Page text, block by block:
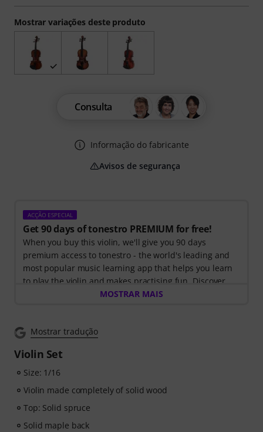
ACÇÃO ESPECIAL
Get 90 days of tonestro PREMIUM for free!
When you buy this violin, we'll give you 90 days
premium access to tonestro - the world's leading and
most popular music learning app that helps you learn
to play the violin and makes practising fun. Discover
the world of music with60 interactive step-by-step
The interactive live feedback from tonestro listens to
immediately gives you feedback on pitch and rhythm.
Take the opportunity now to develop your violin skills
flexibly, effectively and enjoyably - anytime, anywhere.
No automatic renewal!
MOSTRAR MAIS
Mostrar tradução
Violin Set
Size: 1/16
Violin made completely of solid wood
Top: Solid spruce
Solid maple back
Mostrar variações deste produto
Consulta
Informação do fabricante
Avisos de segurança